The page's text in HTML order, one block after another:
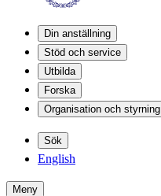
Din anställning
Stöd och service
Utbilda
Forska
Organisation och styrning
Sök
English
Meny